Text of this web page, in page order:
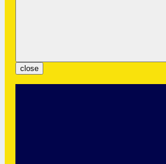
close